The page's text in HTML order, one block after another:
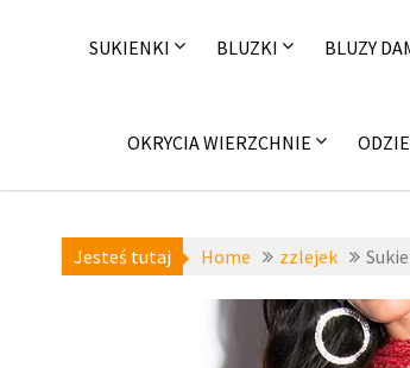
SUKIENKI BLUZKI BLUZY
OKRYCIA WIERZCHNIE
Jesteś tutaj Home zzlejek
a-niedostepne,
zzlejek